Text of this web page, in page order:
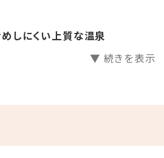
しにくい上質な温泉
▼ 続きを表示